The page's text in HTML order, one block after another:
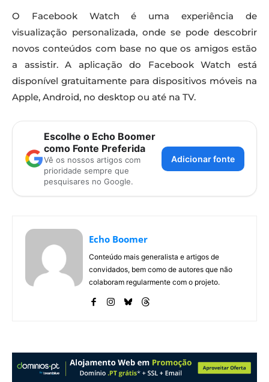
O Facebook Watch é uma experiência de
visualização personalizada, onde se pode descobrir
novos conteúdos com base no que os amigos estão
a assistir. A aplicação do Facebook Watch está
disponível gratuitamente para dispositivos móveis na
Apple, Android, no desktop ou até na TV.
Escolhe o Echo Boomer
como Fonte Preferida
Vê os nossos artigos com
prioridade sempre que
pesquisares no Google.
Adicionar fonte
Echo Boomer
Conteúdo mais generalista e artigos de
convidados, bem como de autores que não
colaboram regularmente com o projeto.